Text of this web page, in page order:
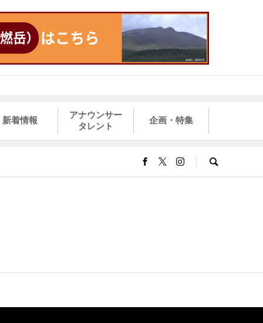
新着情報
アナウンサー
タレント
企画・特集